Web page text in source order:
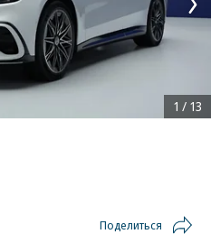
1 / 13
Поделиться